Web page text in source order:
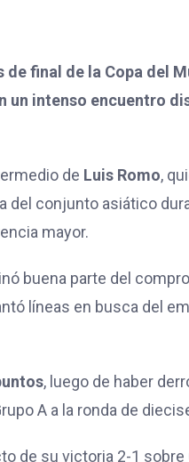
final de la Copa del
un intenso encuentro
de Luis Romo,
del conjunto asiático
mayor.
buena parte del
líneas en busca del
, luego de haber
A a la ronda de
de su victoria 2-1